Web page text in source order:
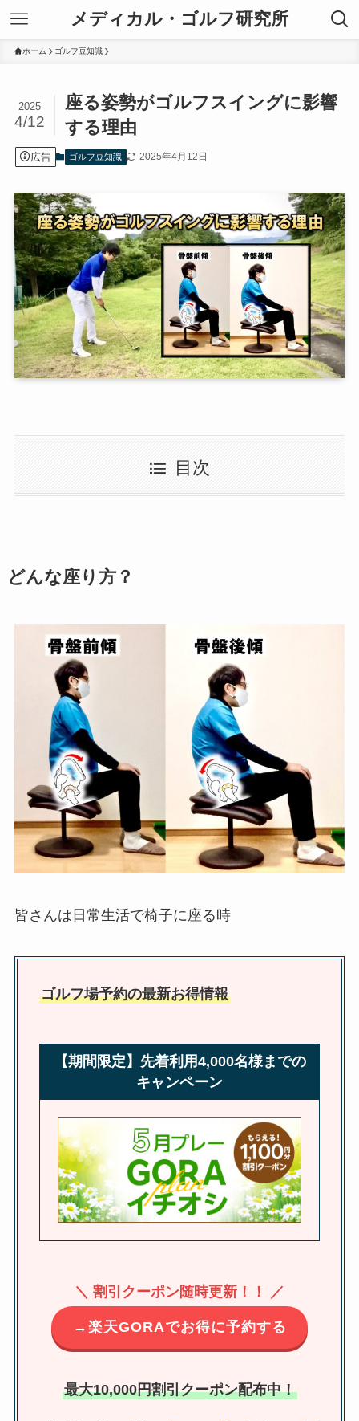
メディカル・ゴルフ研究所
ホーム ゴルフ豆知識
座る姿勢がゴルフスイングに影響
する理由
2025
4/12
広告 ゴルフ豆知識 2025年4月12日
目次
どんな座り方？
皆さんは日常生活で椅子に座る時
ゴルフ場予約の最新お得情報
【期間限定】先着利用4,000名様までの
キャンペーン
＼ 割引クーポン随時更新！！ ／
→楽天GORAでお得に予約する
最大10,000円割引クーポン配布中！